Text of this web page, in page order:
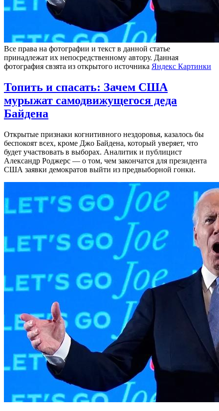
Все права на фотографии и текст в данной статье
принадлежат их непосредственному автору. Данная
фотография свзята из открытого источника Яндекс Картинки
Топить и спасать: Зачем США
мурыжат самодвижущегося деда
Байдена
Открытые признаки когнитивного нездоровья, казалось бы
беспокоят всех, кроме Джо Байдена, который уверяет, что
будет участвовать в выборах. Аналитик и публицист
Александр Роджерс — о том, чем закончатся для президента
США заявки демократов выйти из предвыборной гонки.